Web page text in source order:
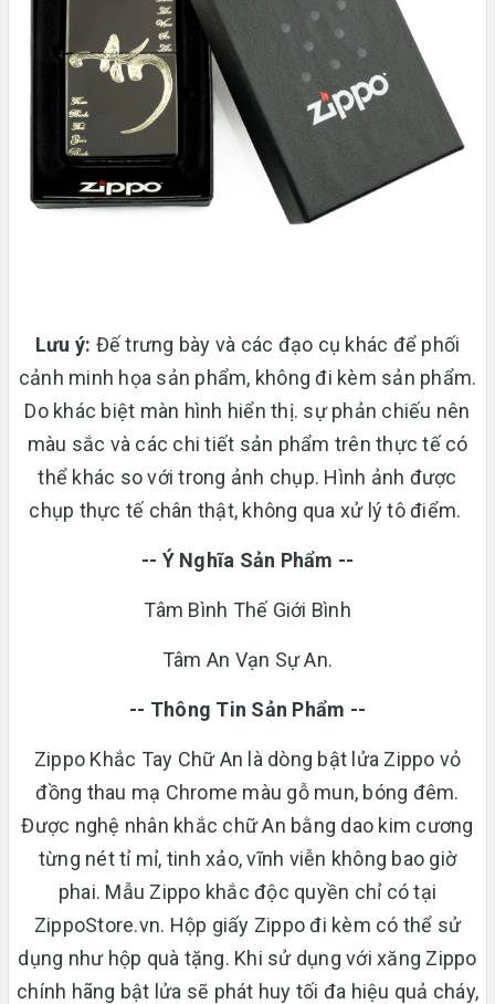
Lưu ý: Đế trưng bày và các đạo cụ khác để phối
cảnh minh họa sản phẩm, không đi kèm sản phẩm.
Do khác biệt màn hình hiển thị. sự phản chiếu nên
màu sắc và các chi tiết sản phẩm trên thực tế có
thể khác so với trong ảnh chụp. Hình ảnh được
chụp thực tế chân thật, không qua xử lý tô điểm.
-- Ý Nghĩa Sản Phẩm --
Tâm Bình Thế Giới Bình
Tâm An Vạn Sự An.
-- Thông Tin Sản Phẩm --
Zippo Khắc Tay Chữ An là dòng bật lửa Zippo vỏ
đồng thau mạ Chrome màu gỗ mun, bóng đêm.
Được nghệ nhân khắc chữ An bằng dao kim cương
từng nét tỉ mỉ, tinh xảo, vĩnh viễn không bao giờ
phai. Mẫu Zippo khắc độc quyền chỉ có tại
ZippoStore.vn. Hộp giấy Zippo đi kèm có thể sử
dụng như hộp quà tặng. Khi sử dụng với xăng Zippo
chính hãng bật lửa sẽ phát huy tối đa hiệu quả cháy,